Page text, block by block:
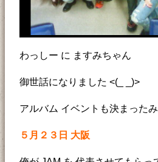
わっしー に ますみちゃん
御世話になりました <(_ _)>
アルバム イベントも決まった
５月２３日 大阪